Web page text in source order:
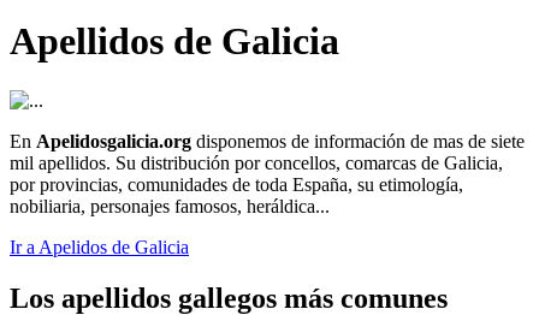
Apellidos de Galicia
En Apelidosgalicia.org disponemos de información de mas de siete
mil apellidos. Su distribución por concellos, comarcas de Galicia,
por provincias, comunidades de toda España, su etimología,
nobiliaria, personajes famosos, heráldica...
Ir a Apelidos de Galicia
Los apellidos gallegos más comunes